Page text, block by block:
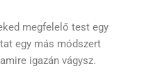
megfelelő test egy
egy más módszert
igazán vágysz.